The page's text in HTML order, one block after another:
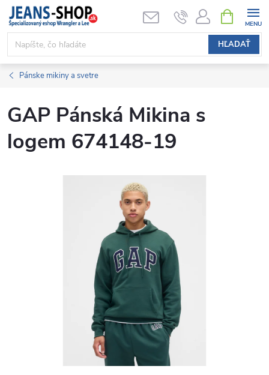
Prejsť
obsah
HĽADAŤ
KOŠÍK
Pánske mikiny a svetre
GAP Pánská Mikina s
logem 674148-19